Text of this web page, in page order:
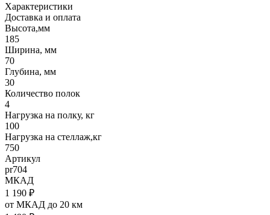
Характеристики
Доставка и оплата
Высота,мм
185
Ширина, мм
70
Глубина, мм
30
Количество полок
4
Нагрузка на полку, кг
100
Нагрузка на стеллаж,кг
750
Артикул
pr704
МКАД
1 190 ₽
от МКАД до 20 км